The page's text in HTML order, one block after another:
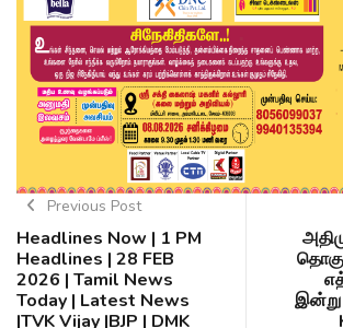
Previous Post
Headlines Now | 1 PM
Headlines | 28 FEB
2026 | Tamil News
Today | Latest News
|TVK Vijay |BJP | DMK
இன்று